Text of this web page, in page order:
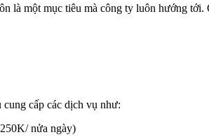
là một mục tiêu mà công ty luôn hướng
cấp các dịch vụ như:
nửa ngày)